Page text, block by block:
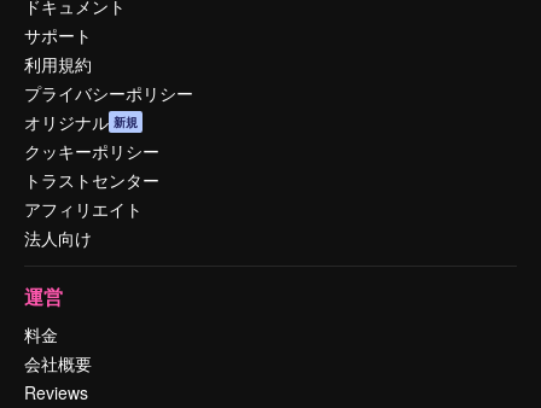
ドキュメント
サポート
利用規約
プライバシーポリシー
オリジナル 新規
クッキーポリシー
トラストセンター
アフィリエイト
法人向け
運営
料金
会社概要
Reviews